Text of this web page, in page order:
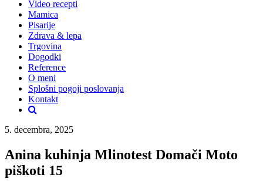
Video recepti
Mamica
Pisarije
Zdrava & lepa
Trgovina
Dogodki
Reference
O meni
Splošni pogoji poslovanja
Kontakt
5. decembra, 2025
Anina kuhinja Mlinotest Domači Moto
piškoti 15